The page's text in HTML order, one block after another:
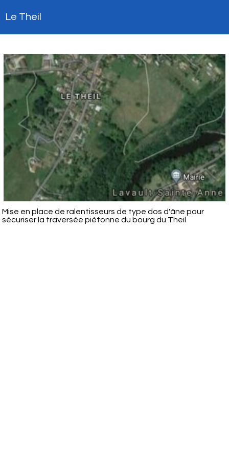
Le Theil
Mise en place de ralentisseurs de type dos d'âne pour
sécuriser la traversée piétonne du bourg du Theil